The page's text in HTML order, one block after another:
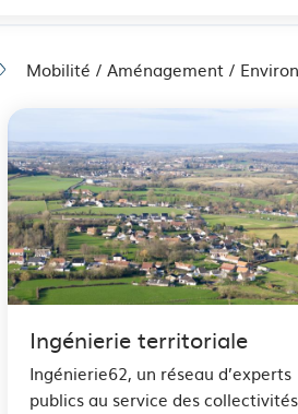
Mobilité / Aménagement /
Ingénierie territoriale
Ingénierie62, un réseau d’experts
publics au service des collectivités